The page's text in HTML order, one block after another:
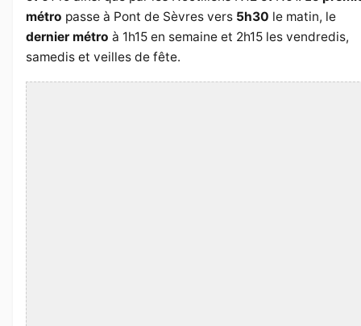
métro passe à Pont de Sèvres vers 5h30 le matin, le
dernier métro à 1h15 en semaine et 2h15 les vendredis,
samedis et veilles de fête.